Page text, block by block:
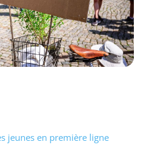
jeunes en première ligne